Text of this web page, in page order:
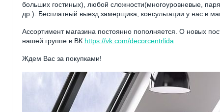
больших гостиных), любой сложности(многоуровневые,
др.). Бесплатный выезд замерщика, консультации у нас в
Ассортимент магазина постоянно пополняется. О новых
нашей группе в ВК https://vk.com/decorcentrlida
Ждем Вас за покупками!